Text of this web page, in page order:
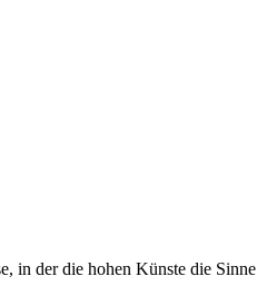
in der die hohen Künste die Sinne